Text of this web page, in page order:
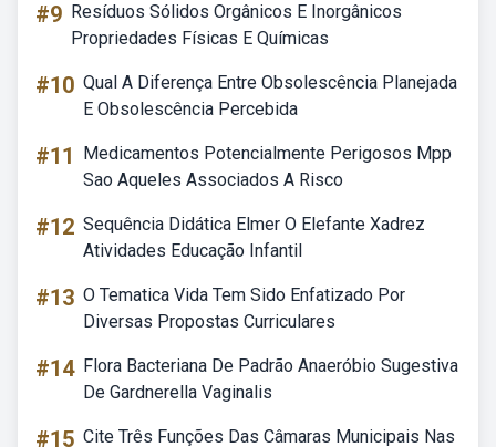
#9 Resíduos Sólidos Orgânicos E Inorgânicos
Propriedades Físicas E Químicas
#10 Qual A Diferença Entre Obsolescência Planejada
E Obsolescência Percebida
#11
Medicamentos Potencialmente Perigosos Mpp
Sao Aqueles Associados A Risco
#12 Sequência Didática Elmer O Elefante Xadrez
Atividades Educação Infantil
#13 O Tematica Vida Tem Sido Enfatizado Por
Diversas Propostas Curriculares
#14 Flora Bacteriana De Padrão Anaeróbio Sugestiva
De Gardnerella Vaginalis
#15 Cite Três Funções Das Câmaras Municipais Nas